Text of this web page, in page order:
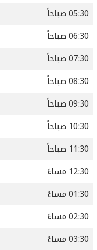
05:30 صباحاً
06:30 صباحاً
07:30 صباحاً
08:30 صباحاً
09:30 صباحاً
10:30 صباحاً
11:30 صباحاً
12:30 مساءً
01:30 مساءً
02:30 مساءً
03:30 مساءً